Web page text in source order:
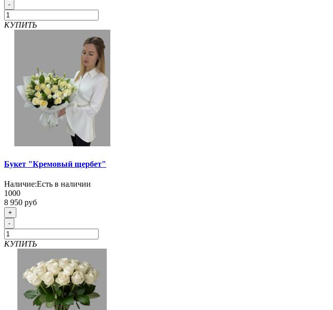
-
КУПИТЬ
Букет "Кремовый щербет"
Наличие:Есть в наличии
1000
8 950 руб
+
-
КУПИТЬ